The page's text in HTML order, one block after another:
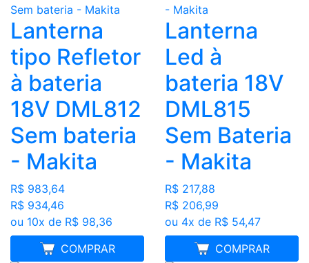
Lanterna
tipo Refletor
à bateria
18V DML812
Sem bateria
- Makita
R$ 983,64
R$ 934,46
ou 10x de R$ 98,36
COMPRAR
MELHOR PREÇO
Lanterna
Led à
bateria 18V
DML815
Sem Bateria
- Makita
R$ 217,88
R$ 206,99
ou 4x de R$ 54,47
COMPRAR
MELHOR PREÇO